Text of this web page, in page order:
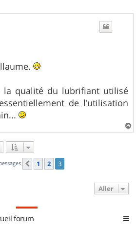
la qualité du lubrifiant utilisé
de l'utilisation
a
Précédent
1 2 3
Aller
forum